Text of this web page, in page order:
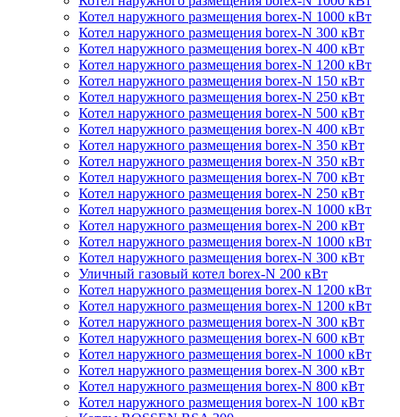
Котел наружного размещения borex-N 1000 кВт
Котел наружного размещения borex-N 300 кВт
Котел наружного размещения borex-N 400 кВт
Котел наружного размещения borex-N 1200 кВт
Котел наружного размещения borex-N 150 кВт
Котел наружного размещения borex-N 250 кВт
Котел наружного размещения borex-N 500 кВт
Котел наружного размещения borex-N 400 кВт
Котел наружного размещения borex-N 350 кВт
Котел наружного размещения borex-N 350 кВт
Котел наружного размещения borex-N 700 кВт
Котел наружного размещения borex-N 250 кВт
Котел наружного размещения borex-N 1000 кВт
Котел наружного размещения borex-N 200 кВт
Котел наружного размещения borex-N 1000 кВт
Котел наружного размещения borex-N 300 кВт
Уличный газовый котел borex-N 200 кВт
Котел наружного размещения borex-N 1200 кВт
Котел наружного размещения borex-N 1200 кВт
Котел наружного размещения borex-N 300 кВт
Котел наружного размещения borex-N 600 кВт
Котел наружного размещения borex-N 1000 кВт
Котел наружного размещения borex-N 300 кВт
Котел наружного размещения borex-N 800 кВт
Котел наружного размещения borex-N 100 кВт